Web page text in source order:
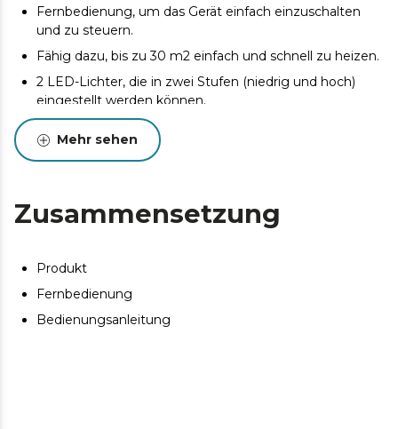
Fernbedienung, um das Gerät einfach einzuschalten
und zu steuern.
Fähig dazu, bis zu 30 m2 einfach und schnell zu heizen.
2 LED-Lichter, die in zwei Stufen (niedrig und hoch)
eingestellt werden können.
Sein Design ermöglicht einen größeren Blickwinkel, der
zusammen mit den Steinen im Inneren die Eleganz
des Kamins unterstreicht, der überall im Haus
Wochen- und Tagesprogrammierer, mit dem Sie die
Zeitfenster und Betriebstage des Kamins auswählen
Größe: 90 x 15 x 56 cm (Breite x Länge x Höhe)
Mehr sehen
Zusammensetzung
Produkt
Fernbedienung
Bedienungsanleitung